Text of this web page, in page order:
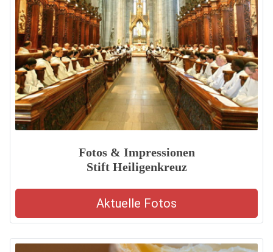
Fotos & Impressionen
Stift Heiligenkreuz
Aktuelle Fotos